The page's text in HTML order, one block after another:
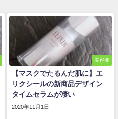
美容液
【マスクでたるんだ肌に】エ
リクシールの新商品デザイン
タイムセラムが凄い
2020年11月1日